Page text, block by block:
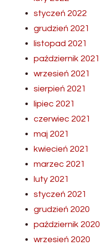
styczeń 2022
grudzień 2021
listopad 2021
październik 2021
wrzesień 2021
sierpień 2021
lipiec 2021
czerwiec 2021
maj 2021
kwiecień 2021
marzec 2021
luty 2021
styczeń 2021
grudzień 2020
październik 2020
wrzesień 2020